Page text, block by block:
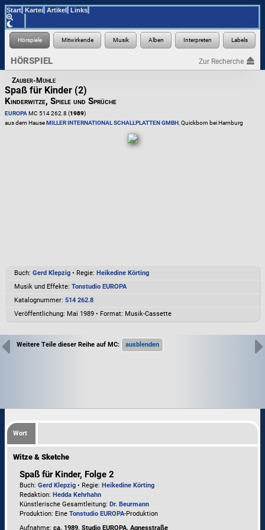
Start Kartei Artikel Links
HÖRSPIEL Zur Recherche
Zauber-Mühle
Spaß für Kinder (2)
Kinderwitze, Spiele und Sprüche
EUROPA MC 514 262.8 (1989)
aus dem Hause MILLER INTERNATIONAL SCHALLPLATTEN GMBH, Quickborn bei Hamburg
Buch: Gerd Klepzig • Regie: Heikedine Körting
Musik und Effekte: Tonstudio EUROPA
Katalognummer: 514 262.8
Veröffentlichung: Mai 1989 • Format: Musik-Cassette
Weitere Teile dieser Reihe auf MC:
Wort
Witze & Sketche
Spaß für Kinder, Folge 2
Buch:Gerd Klepzig • Regie:Heikedine Körting
Redaktion:Hedda Kehrhahn
Künstlerische Gesamtleitung:Dr. Beurmann
Produktion: EineTonstudio EUROPA-Produktion
Aufnahme:ca. 1989, Studio EUROPA, Agnesstraße